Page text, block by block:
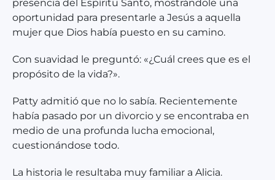
presencia del Espíritu Santo, mostrándole una
oportunidad para presentarle a Jesús a aquella
mujer que Dios había puesto en su camino.
Con suavidad le preguntó: «¿Cuál crees que es el
propósito de la vida?».
Patty admitió que no lo sabía. Recientemente
había pasado por un divorcio y se encontraba en
medio de una profunda lucha emocional,
cuestionándose todo.
La historia le resultaba muy familiar a Alicia.